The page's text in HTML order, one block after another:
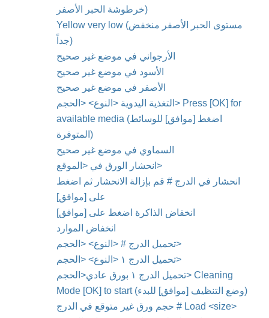
خرطوشة الحبر الأصفر)
Yellow very low (مستوى الحبر الأصفر منخفض
جداً)
الأرجواني في موضع غير صحيح
الأسود في موضع غير صحيح
الأصفر في موضع غير صحيح
التغذية اليدوية <النوع> <الحجم> Press [OK] for
available media (اضغط [موافق] للوسائط
المتوفرة)
السماوي في موضع غير صحيح
انحشار الورق في <الموقع‏>
انحشار في الدرج # قم بإزالة الانحشار ثم اضغط
على [موافق]
انخفاض الذاكرة اضغط على [موافق]
انخفاض الموارد
تحميل الدرج # <النوع> <الحجم>
تحميل الدرج ١‏ <النوع> <الحجم>
تحميل الدرج ١‏ بورق عادي<الحجم> Cleaning
Mode [OK] to start (وضع التنظيف [موافق] للبدء)
حجم ورق غير متوقع في الدرج # Load <size>